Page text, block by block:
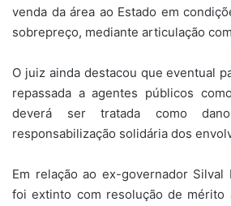
venda da área ao Estado em
sobrepreço, mediante articulação
O juiz ainda destacou que eventual
repassada a agentes públicos
deverá ser tratada como
responsabilização solidária dos
Em relação ao ex-governador Silval
foi extinto com resolução de mérito